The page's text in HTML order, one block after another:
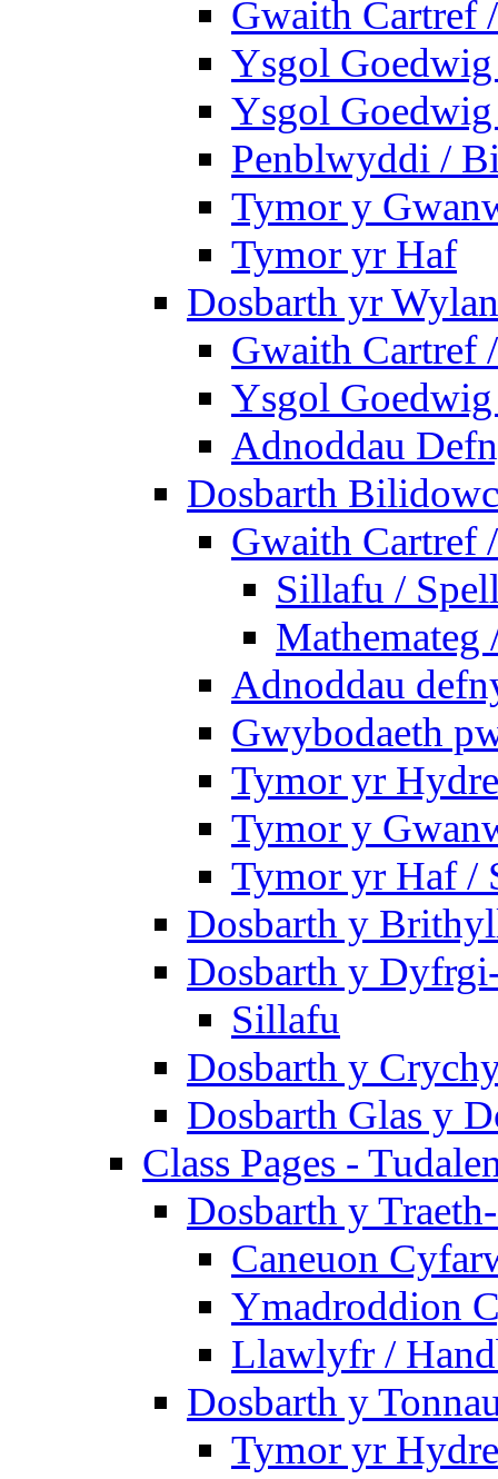
Gwaith Cartref
Ysgol
Ysgol
Penblwyddi /
Tymor y
Tymor yr Haf
Dosbarth yr
Gwaith Cartref
Ysgol
Adnoddau
Dosbarth
Gwaith Cartref
Sillafu /
Mathemateg
Adnoddau
Gwybodaeth
Tymor yr
Tymor y
Tymor yr Haf /
Dosbarth y
Dosbarth y
Sillafu
Dosbarth y
Dosbarth Glas y
Class Pages -
Dosbarth y
Caneuon
Ymadroddion
Llawlyfr /
Dosbarth y
Tymor yr